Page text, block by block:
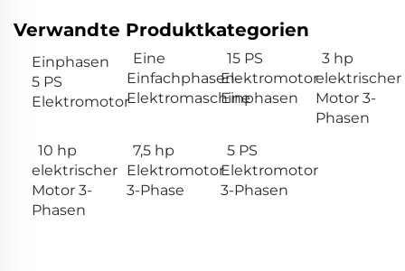
Verwandte Produktkategorien
Einphasen
5 PS
Elektromotor
Eine
Einfachphasen-
Elektromaschine
15 PS
Elektromotor
Einphasen
3 hp
elektrischer
Motor 3-
Phasen
10 hp
elektrischer
Motor 3-
Phasen
7,5 hp
Elektromotor
3-Phase
5 PS
Elektromotor
3-Phasen